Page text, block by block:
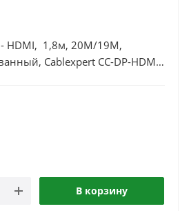
HDMI, 1,8м, 20M/19M,
Cablexpert CC-DP-HDMI-
В корзину